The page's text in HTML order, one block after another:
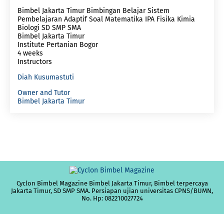
Bimbel Jakarta Timur Bimbingan Belajar Sistem
Pembelajaran Adaptif Soal Matematika IPA Fisika Kimia
Biologi SD SMP SMA
Bimbel Jakarta Timur
Institute Pertanian Bogor
4 weeks
Instructors
Diah Kusumastuti
Owner and Tutor
Bimbel Jakarta Timur
Cyclon Bimbel Magazine Bimbel Jakarta Timur, Bimbel terpercaya
Jakarta Timur, SD SMP SMA. Persiapan ujian universitas CPNS/BUMN,
No. Hp: 082210027724